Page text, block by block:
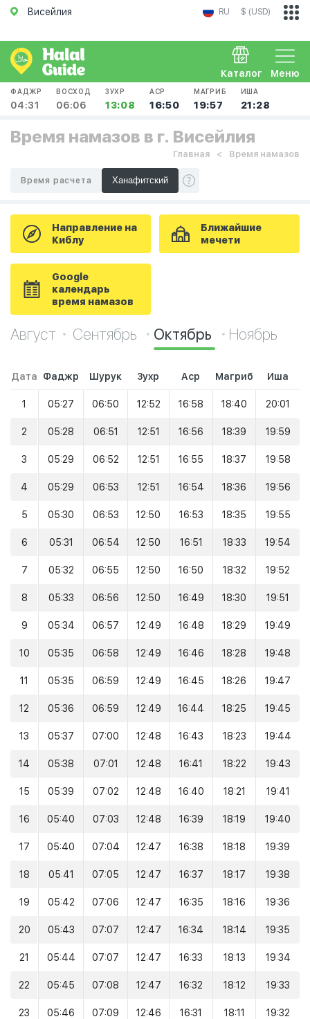
Висейлия RU $ (USD)
Меню
Каталог
ФАДЖР
04:31
ВОСХОД
06:06
ЗУХР
13:08
АСР
16:50
МАГРИБ
19:57
ИША
21:28
Время намазов в г. Висейлия
Главная Время намазов
Время расчета
Направление на
Киблу
Ближайшие
мечети
Google
календарь
время намазов
Август Сентябрь Октябрь Ноябрь
Дата Фаджр Шурук Зухр Аср Магриб Иша
1 05:27 06:50 12:52 16:58 18:40 20:01
2 05:28 06:51 12:51 16:56 18:39 19:59
3 05:29 06:52 12:51 16:55 18:37 19:58
4 05:29 06:53 12:51 16:54 18:36 19:56
5 05:30 06:53 12:50 16:53 18:35 19:55
6 05:31 06:54 12:50 16:51 18:33 19:54
7 05:32 06:55 12:50 16:50 18:32 19:52
8 05:33 06:56 12:50 16:49 18:30 19:51
9 05:34 06:57 12:49 16:48 18:29 19:49
10 05:35 06:58 12:49 16:46 18:28 19:48
11 05:35 06:59 12:49 16:45 18:26 19:47
12 05:36 06:59 12:49 16:44 18:25 19:45
13 05:37 07:00 12:48 16:43 18:23 19:44
14 05:38 07:01 12:48 16:41 18:22 19:43
15 05:39 07:02 12:48 16:40 18:21 19:41
16 05:40 07:03 12:48 16:39 18:19 19:40
17 05:40 07:04 12:47 16:38 18:18 19:39
18 05:41 07:05 12:47 16:37 18:17 19:38
19 05:42 07:06 12:47 16:35 18:16 19:36
20 05:43 07:07 12:47 16:34 18:14 19:35
21 05:44 07:07 12:47 16:33 18:13 19:34
22 05:45 07:08 12:47 16:32 18:12 19:33
23 05:46 07:09 12:46 16:31 18:11 19:32